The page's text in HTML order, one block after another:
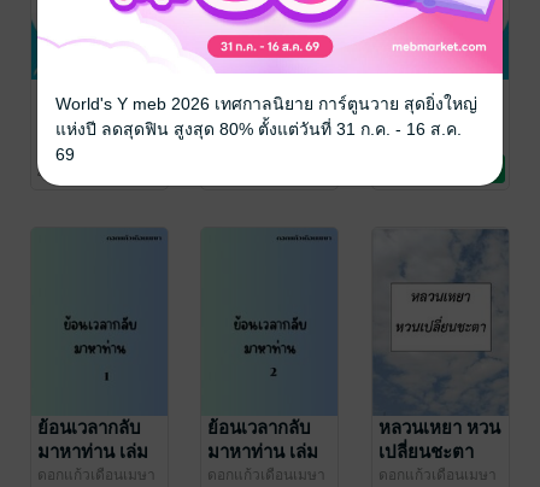
เล่ม 2
ดอกแก้วเดือนเมษา
นิยายรักจีนโบราณ
4 Rating
เล่ม 1
ดอกแก้วเดือนเมษา
พี่น้องตระกูลซู
เล่ม 3 (จบ)
ดอกแก้วเดือนเมษา
ย้อนเวลากลับ
มาหาท่าน เล่ม
1
ดอกแก้วเดือนเมษา
ย้อนเวลากลับ
มาหาท่าน เล่ม
2 (จบ)
ดอกแก้วเดือนเมษา
หลวนเหยา หวน
เปลี่ยนชะตา
ดอกแก้วเดือนเมษา
World's Y meb 2026 เทศกาลนิยาย การ์ตูนวาย สุดยิ่งใหญ่
แห่งปี ลดสุดฟิน สูงสุด 80% ตั้งแต่วันที่ 31 ก.ค. - 16 ส.ค.
69